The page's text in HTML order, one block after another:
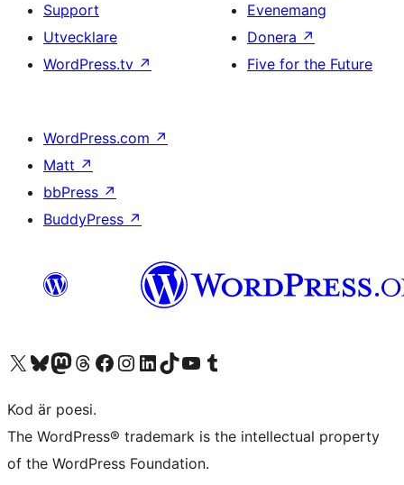
Support
Utvecklare
WordPress.tv ↗
Evenemang
Donera ↗
Five for the Future
WordPress.com ↗
Matt ↗
bbPress ↗
BuddyPress ↗
Besök vår X-konto (f.d. Twitter)
Besök vårt Bluesky-konto
Besök vårt Mastodon-konto
Besök vårt Thread-konto
Besök vår Facebook-sidaBesök vårt Instagram-konto
Besök vårt LinkedIn-konto
Besök vårt TikTok-konto
Besök vår YouTube-kanalBesök vårt Tumblr-konto
Kod är poesi.
The WordPress® trademark is the intellectual property
of the WordPress Foundation.